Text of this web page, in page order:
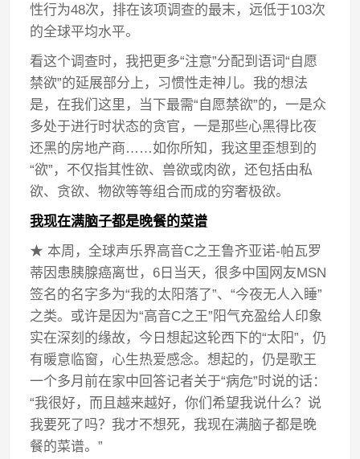
性行为48次，排在该项调查的最末，远低于103次
的全球平均水平。
看这个调查时，我把更多“注意”分配到语词“自愿
禁欲”的延展部分上，习惯性走神儿。我的想法
是，在我们这里，当下最需“自愿禁欲”的，一是众
多处于进行时状态的贪官，一是那些心黑得比夜
还黑的房地产商……如你所知，我这里歪想到的
“欲”，不仅指其性欲、兽欲或肉欲，还包括由私
欲、贪欲、物欲等等组合而成的穷奢极欲。
我现在满脑子都是晚餐的菜谱
★ 本周，全球声乐界高音C之王鲁齐亚诺-帕瓦罗
蒂因患胰腺癌离世，6日当天，很多中国网友MSN
签名的名字多为“我的太阳落了”、“今夜无人入睡”
之类。或许是因为“高音C之王”阳气充盈给人印象
实在深刻的缘故，今日想起这轮西下的“太阳”，仍
有暖意临窗，心生热爱感念。想起的，仍是歌王
一个多月前在家中回答记者关于“病危”时说的话：
“我很好，而且越来越好，你们希望我说什么？说
我要死了吗？我才不想死，我现在满脑子都是晚
餐的菜谱。”